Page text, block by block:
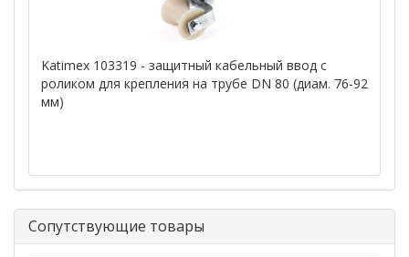
Katimex 103319 - защитный кабельный ввод с
роликом для крепления на трубе DN 80 (диам. 76-92
мм)
Сопутствующие товары